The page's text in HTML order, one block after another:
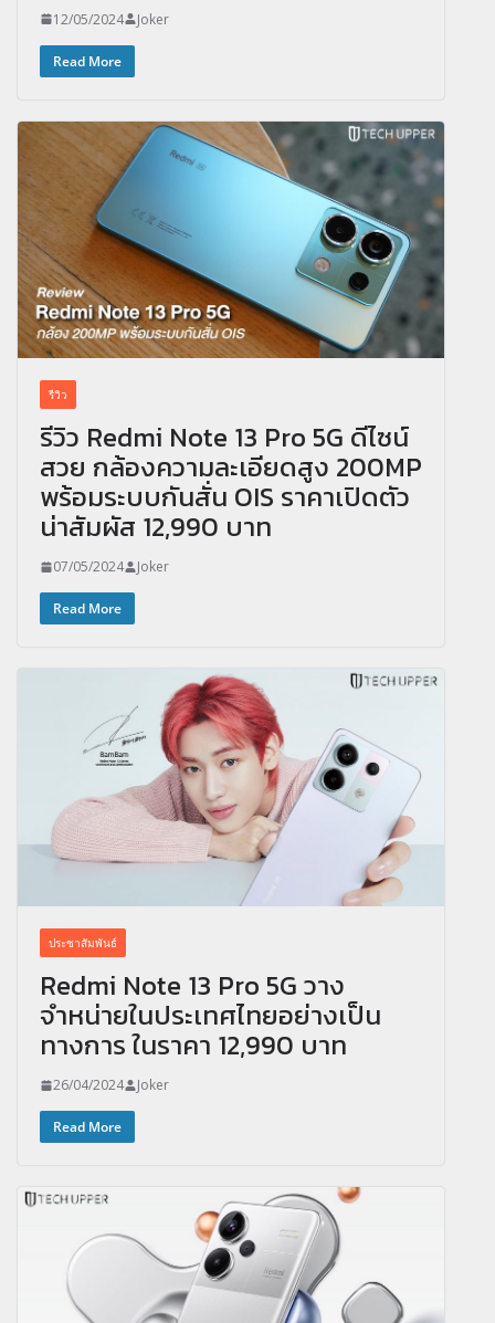
12/05/2024 Joker
Read More
รีวิว
รีวิว Redmi Note 13 Pro 5G ดีไซน์
สวย กล้องความละเอียดสูง 200MP
พร้อมระบบกันสั่น OIS ราคาเปิดตัว
น่าสัมผัส 12,990 บาท
07/05/2024 Joker
Read More
ประชาสัมพันธ์
Redmi Note 13 Pro 5G วาง
จำหน่ายในประเทศไทยอย่างเป็น
ทางการ ในราคา 12,990 บาท
26/04/2024 Joker
Read More